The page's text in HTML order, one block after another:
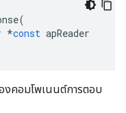
(
*const apReader
งคอมโพเนนต์การตอบ